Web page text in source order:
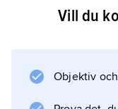
(2020).
med två
Vill du
Objektiv